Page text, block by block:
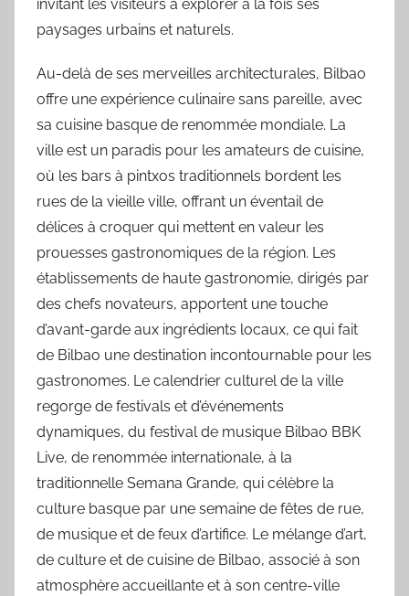
invitant les visiteurs à explorer à la fois ses
paysages urbains et naturels.
Au-delà de ses merveilles architecturales, Bilbao
offre une expérience culinaire sans pareille, avec
sa cuisine basque de renommée mondiale. La
ville est un paradis pour les amateurs de cuisine,
où les bars à pintxos traditionnels bordent les
rues de la vieille ville, offrant un éventail de
délices à croquer qui mettent en valeur les
prouesses gastronomiques de la région. Les
établissements de haute gastronomie, dirigés par
des chefs novateurs, apportent une touche
d’avant-garde aux ingrédients locaux, ce qui fait
de Bilbao une destination incontournable pour les
gastronomes. Le calendrier culturel de la ville
regorge de festivals et d’événements
dynamiques, du festival de musique Bilbao BBK
Live, de renommée internationale, à la
traditionnelle Semana Grande, qui célèbre la
culture basque par une semaine de fêtes de rue,
de musique et de feux d’artifice. Le mélange d’art,
de culture et de cuisine de Bilbao, associé à son
atmosphère accueillante et à son centre-ville